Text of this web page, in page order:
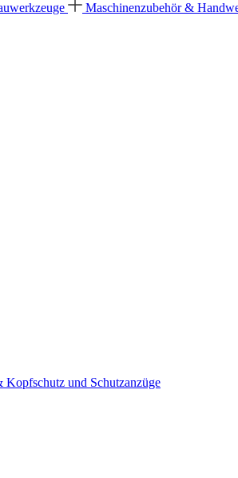
Maschinenzubehör &
Kopfschutz und Schutzanzüge